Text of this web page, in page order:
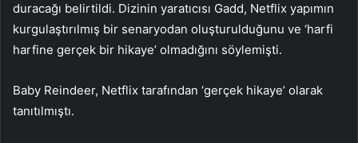
duracağı belirtildi. Dizinin yaratıcısı Gadd, Netflix yapımın
kurgulaştırılmış bir senaryodan oluşturulduğunu ve ‘harfi
harfine gerçek bir hikaye’ olmadığını söylemişti.
Baby Reindeer, Netflix tarafından ‘gerçek hikaye’ olarak
tanıtılmıştı.